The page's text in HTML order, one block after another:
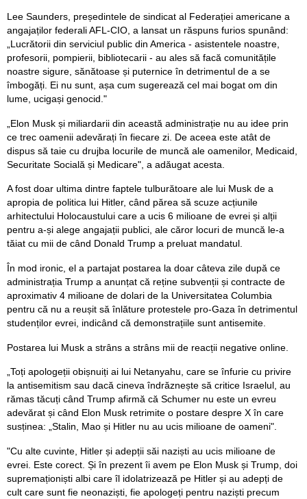
Lee Saunders, președintele de sindicat al Federației americane a
angajaților federali AFL-CIO, a lansat un răspuns furios spunând:
„Lucrătorii din serviciul public din America - asistentele noastre,
profesorii, pompierii, bibliotecarii - au ales să facă comunitățile
noastre sigure, sănătoase și puternice în detrimentul de a se
îmbogăți. Ei nu sunt, așa cum sugerează cel mai bogat om din
lume, ucigași genocid."
„Elon Musk și miliardarii din această administrație nu au idee prin
ce trec oamenii adevărați în fiecare zi. De aceea este atât de
dispus să taie cu drujba locurile de muncă ale oamenilor, Medicaid,
Securitate Socială și Medicare", a adăugat acesta.
A fost doar ultima dintre faptele tulburătoare ale lui Musk de a
apropia de politica lui Hitler, când părea să scuze acțiunile
arhitectului Holocaustului care a ucis 6 milioane de evrei și alții
pentru a-și alege angajații publici, ale căror locuri de muncă le-a
tăiat cu mii de când Donald Trump a preluat mandatul.
În mod ironic, el a partajat postarea la doar câteva zile după ce
administrația Trump a anunțat că reține subvenții și contracte de
aproximativ 4 milioane de dolari de la Universitatea Columbia
pentru că nu a reușit să înlăture protestele pro-Gaza în detrimentul
studenților evrei, indicând că demonstrațiile sunt antisemite.
Postarea lui Musk a strâns a strâns mii de reacții negative online.
„Toți apologeții obișnuiți ai lui Netanyahu, care se înfurie cu privire
la antisemitism sau dacă cineva îndrăznește să critice Israelul, au
rămas tăcuți când Trump afirmă că Schumer nu este un evreu
adevărat și când Elon Musk retrimite o postare despre X în care
susținea: „Stalin, Mao și Hitler nu au ucis milioane de oameni".
"Cu alte cuvinte, Hitler și adepții săi naziști au ucis milioane de
evrei. Este corect. Și în prezent îi avem pe Elon Musk și Trump, doi
supremaționiști albi care îl idolatrizează pe Hitler și au adepți de
cult care sunt fie neonaziști, fie apologeți pentru naziști precum